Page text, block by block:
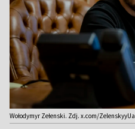
Wołodymyr Zełenski. Zdj. x.com/ZelenskyyUa